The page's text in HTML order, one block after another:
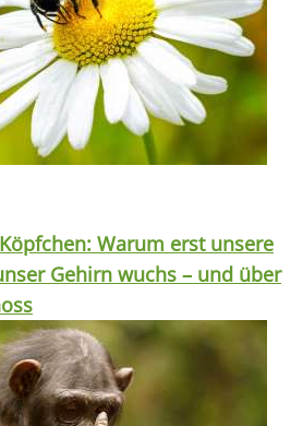
Warum erst unsere
Gehirn wuchs – und über